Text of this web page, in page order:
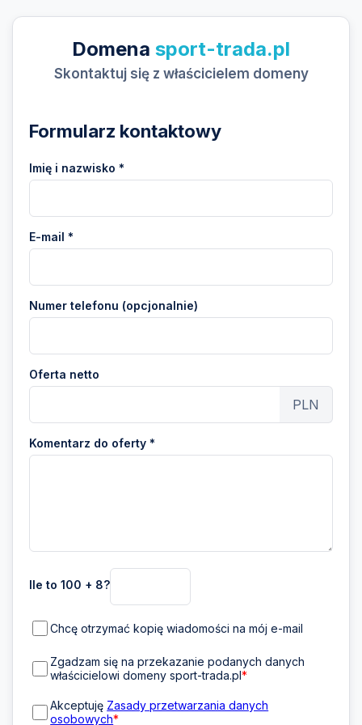
Domena sport-trada.pl
Skontaktuj się z właścicielem domeny
Formularz kontaktowy
Imię i nazwisko *
E-mail *
Numer telefonu (opcjonalnie)
Oferta netto
PLN
Komentarz do oferty *
Ile to 100 + 8?
Chcę otrzymać kopię wiadomości na mój e-mail
Zgadzam się na przekazanie podanych danych
właścicielowi domeny sport-trada.pl*
Akceptuję Zasady przetwarzania danych
osobowych*